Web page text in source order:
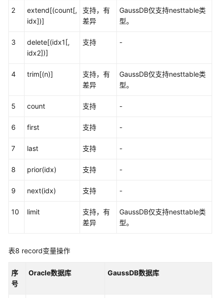
控
句
函
2
extend[(count[,
idx])]
支持，有
差异
GaussDB仅支持nesttable类
型。
3
delete[(idx1[,
idx2])]
支持 -
4 trim[(n)]
支持，有
差异
GaussDB仅支持nesttable类
型。
5 count 支持 -
6 first 支持 -
7 last 支持 -
8 prior(idx) 支持 -
9 next(idx) 支持 -
10 limit
支持，有
差异
GaussDB仅支持nesttable类
型。
表8 record变量操作
序
号
Oracle数据库 GaussDB数据库